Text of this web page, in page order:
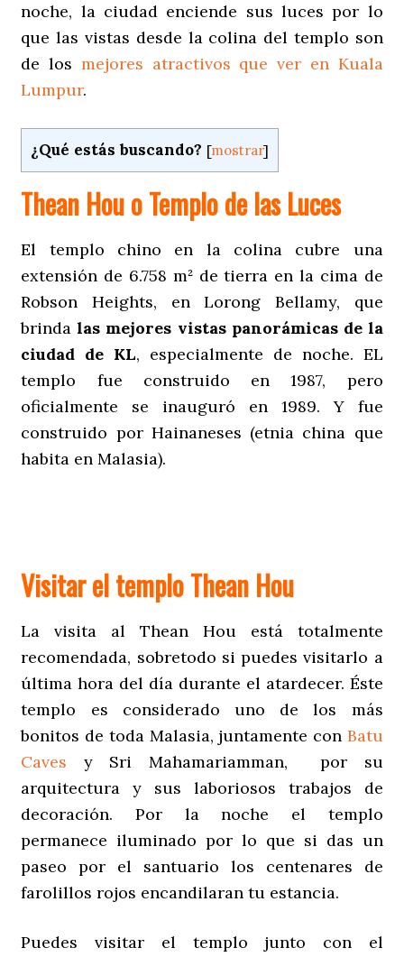
noche, la ciudad enciende sus luces por lo
que las vistas desde la colina del templo son
de los mejores atractivos que ver en Kuala
Lumpur.
¿Qué estás buscando? [mostrar]
Thean Hou o Templo de las Luces
El templo chino en la colina cubre una
extensión de 6.758 m² de tierra en la cima de
Robson Heights, en Lorong Bellamy, que
brindalas mejores vistas panorámicas de la
ciudad de KL, especialmente de noche. EL
templo fue construido en 1987, pero
oficialmente se inauguró en 1989. Y fue
construido por Hainaneses (etnia china que
habita en Malasia).
Visitar el templo Thean Hou
La visita al Thean Hou está totalmente
recomendada, sobretodo si puedes visitarlo a
última hora del día durante el atardecer. Éste
templo es considerado uno de los más
bonitos de toda Malasia, juntamente con Batu
Caves y Sri Mahamariamman, por su
arquitectura y sus laboriosos trabajos de
decoración. Por la noche el templo
permanece iluminado por lo que si das un
paseo por el santuario los centenares de
farolillos rojos encandilaran tu estancia.
Puedes visitar el templo junto con el